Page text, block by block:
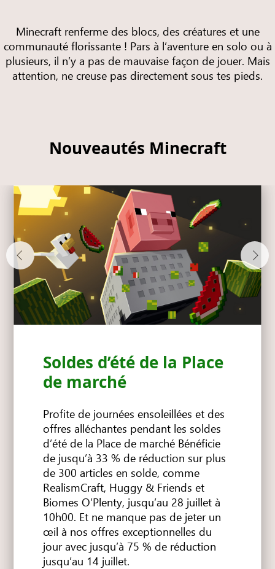
Minecraft renferme des blocs, des créatures et une
communauté florissante ! Pars à l’aventure en solo ou à
plusieurs, il n’y a pas de mauvaise façon de jouer. Mais
attention, ne creuse pas directement sous tes pieds.
Nouveautés Minecraft
Soldes d’été de la Place
de marché
Profite de journées ensoleillées et des
offres alléchantes pendant les soldes
d’été de la Place de marché Bénéficie
de jusqu’à 33 % de réduction sur plus
de 300 articles en solde, comme
RealismCraft, Huggy & Friends et
Biomes O’Plenty, jusqu’au 28 juillet à
10h00. Et ne manque pas de jeter un
œil à nos offres exceptionnelles du
jour avec jusqu’à 75 % de réduction
jusqu’au 14 juillet.
EN SAVOIR PLUS
ACHETEZ-LE DÈS MAINTENANT